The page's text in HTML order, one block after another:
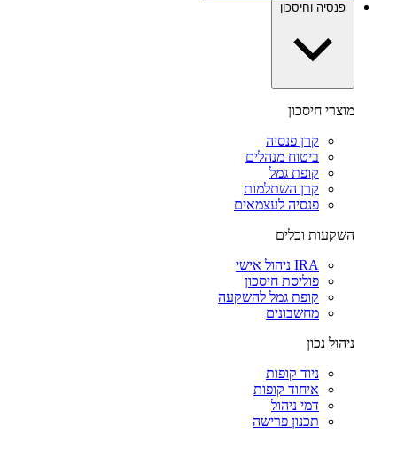
פנסיה וחיסכון
מוצרי חיסכון
קרן פנסיה
ביטוח מנהלים
קופת גמל
קרן השתלמות
פנסיה לעצמאים
השקעות וכלים
IRA ניהול אישי
פוליסת חיסכון
קופת גמל להשקעה
מחשבונים
ניהול נכון
ניוד קופות
איחוד קופות
דמי ניהול
תכנון פרישה